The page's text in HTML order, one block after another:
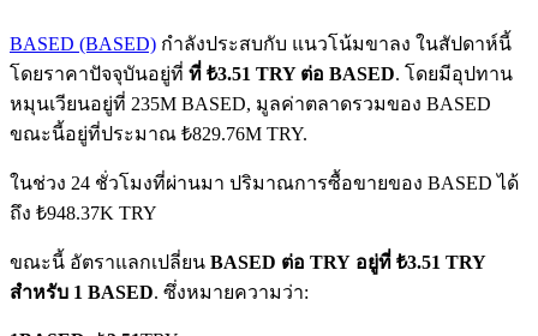
ฟิวเจอร์ส COIN-M
ฟิวเจอร์สสกุลเงินดิจิทัล
TradFi
อนุพันธ์ของหุ้น ฟอเร็กซ์ โลหะมีค่า และสินค้าโภคภัณฑ์
BASED (BASED) กำลังประสบกับ แนวโน้มขาลง ในสัปดาห์นี้
โดยราคาปัจจุบันอยู่ที่ ที่ ₺3.51 TRY ต่อ BASED. โดยมีอุปทาน
หมุนเวียนอยู่ที่ 235M BASED, มูลค่าตลาดรวมของ BASED
ขณะนี้อยู่ที่ประมาณ ₺829.76M TRY.
ในช่วง 24 ชั่วโมงที่ผ่านมา ปริมาณการซื้อขายของ BASED ได้
ถึง ₺948.37K TRY
ขณะนี้ อัตราแลกเปลี่ยน BASED ต่อ TRY อยู่ที่ ₺3.51 TRY
สำหรับ 1 BASED. ซึ่งหมายความว่า: